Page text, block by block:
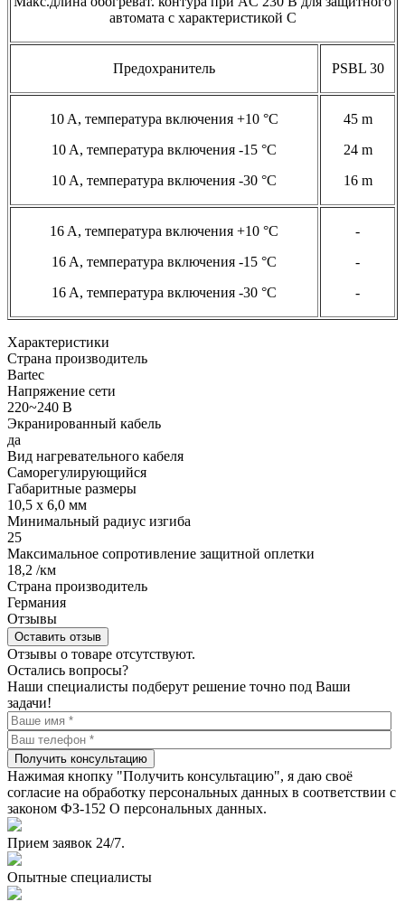
автомата с характеристикой С
Предохранитель PSBL 30
10 A, температура включения +10 °C
10 A, температура включения -15 °C
10 A, температура включения -30 °C
45 m
24 m
16 m
16 A, температура включения +10 °C
16 A, температура включения -15 °C
16 A, температура включения -30 °C
-
-
-
Характеристики
Страна производитель
Bartec
Напряжение сети
220~240 В
Экранированный кабель
да
Вид нагревательного кабеля
Саморегулирующийся
Габаритные размеры
10,5 x 6,0 мм
Минимальный радиус изгиба
25
Максимальное сопротивление защитной оплетки
18,2 /км
Страна производитель
Германия
Отзывы
Оставить отзыв
Отзывы о товаре отсутствуют.
Остались вопросы?
Наши специалисты подберут решение точно под Ваши
задачи!
Получить консультацию
Нажимая кнопку "Получить консультацию", я даю своё
согласие на обработку персональных данных в соответствии с
законом ФЗ-152 О персональных данных.
Прием заявок 24/7.
Опытные специалисты